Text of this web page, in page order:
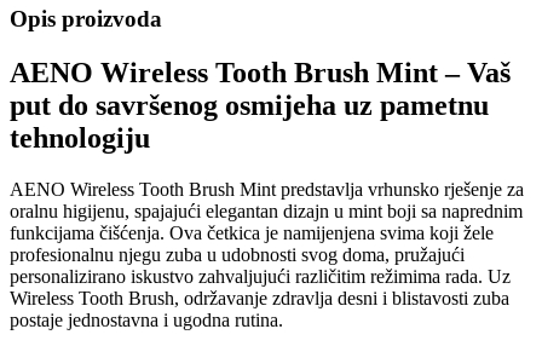
Opis proizvoda
AENO Wireless Tooth Brush Mint – Vaš
put do savršenog osmijeha uz pametnu
tehnologiju
AENO Wireless Tooth Brush Mint predstavlja vrhunsko rješenje za
oralnu higijenu, spajajući elegantan dizajn u mint boji sa naprednim
funkcijama čišćenja. Ova četkica je namijenjena svima koji žele
profesionalnu njegu zuba u udobnosti svog doma, pružajući
personalizirano iskustvo zahvaljujući različitim režimima rada. Uz
Wireless Tooth Brush, održavanje zdravlja desni i blistavosti zuba
postaje jednostavna i ugodna rutina.